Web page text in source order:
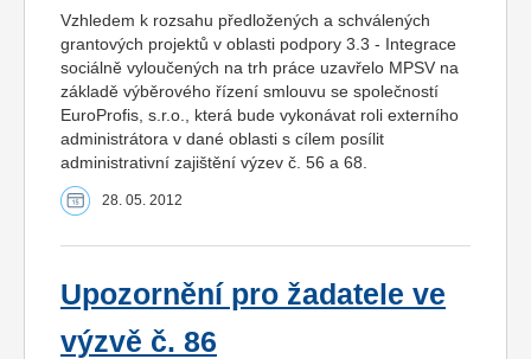
Vzhledem k rozsahu předložených a schválených
grantových projektů v oblasti podpory 3.3 - Integrace
sociálně vyloučených na trh práce uzavřelo MPSV na
základě výběrového řízení smlouvu se společností
EuroProfis, s.r.o., která bude vykonávat roli externího
administrátora v dané oblasti s cílem posílit
administrativní zajištění výzev č. 56 a 68.
28. 05. 2012
Upozornění pro žadatele ve
výzvě č. 86